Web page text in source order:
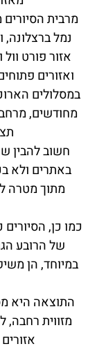
מרבית
נמל
אזור פורט
ואזורים
במסלולים
מחודשים,
חשוב להבין
באתרים ולא
מתוך מטרה
כמו כן,
של הרובע
במיוחד, הן
התוצאה היא
מזווית רחבה,